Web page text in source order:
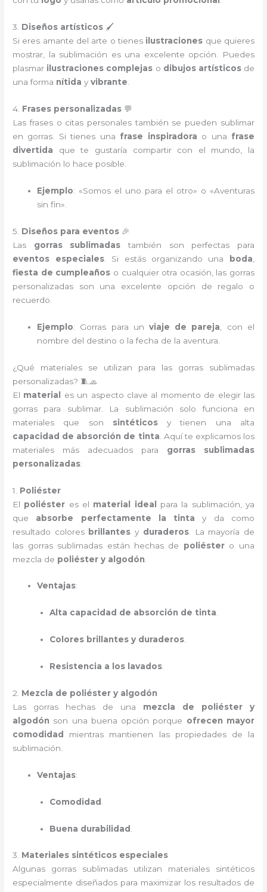
3. Diseños artísticos 🖌️
Si eres amante del arte o tienes ilustraciones que quieres
mostrar, la sublimación es una excelente opción. Puedes
plasmar ilustraciones complejas o dibujos artísticosde
una forma nítida yvibrante.
4. Frases personalizadas 💬
Las frases o citas personales también se pueden sublimar
en gorras. Si tienes una frase inspiradora o una frase
divertida que te gustaría compartir con el mundo, la
sublimación lo hace posible.
Ejemplo: «Somos el uno para el otro» o «Aventuras
sin fin».
5. Diseños para eventos 🎉
Las gorras sublimadas también son perfectas para
eventos especiales. Si estás organizando una boda
fiesta de cumpleaños o cualquier otra ocasión, las gorras
personalizadas son una excelente opción de regalo o
recuerdo.
Ejemplo: Gorras para unviaje de pareja , con el
nombre del destino o la fecha de la aventura.
¿Qué materiales se utilizan para las gorras sublimadas
personalizadas? 🧵🧢
El material
es un aspecto clave al momento de elegir las
gorras para sublimar. La sublimación solo funciona en
materiales que son sintéticosy tienen una alta
capacidad de absorción de tinta . Aquí te explicamos los
materiales más adecuados para gorras sublimadas
personalizadas:
1. Poliéster
El poliéster es el material ideal para la sublimación, ya
que absorbe perfectamente la tinta y da como
resultado colores brillantes y duraderos. La mayoría de
las gorras sublimadas están hechas de poliéstero una
mezcla de poliéster y algodón
Ventajas:
Alta capacidad de absorción de tinta.
Colores brillantes y duraderos.
Resistencia a los lavados.
2. Mezcla de poliéster y algodón
Las gorras hechas de una mezcla de poliéster y
algodón son una buena opción porque ofrecen mayor
comodidad
mientras mantienen las propiedades de la
sublimación.
Ventajas:
Comodidad
Buena durabilidad
3. Materiales sintéticos especiales
Algunas gorras sublimadas utilizan materiales sintéticos
especialmente diseñados para maximizar los resultados de